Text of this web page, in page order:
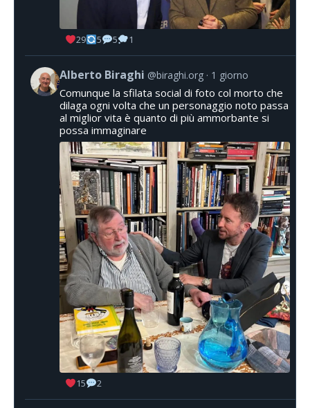
29 5 5 1
Alberto Biraghi @biraghi.org 1 giorno
Comunque la sfilata social di foto col morto che
dilaga ogni volta che un personaggio noto passa
al miglior vita è quanto di più ammorbante si
possa immaginare
15 2